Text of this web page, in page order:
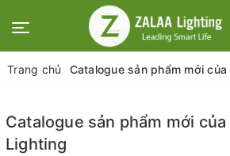
Trang chủ Catalogue sản phẩm mới
Catalogue sản phẩm mới
Lighting